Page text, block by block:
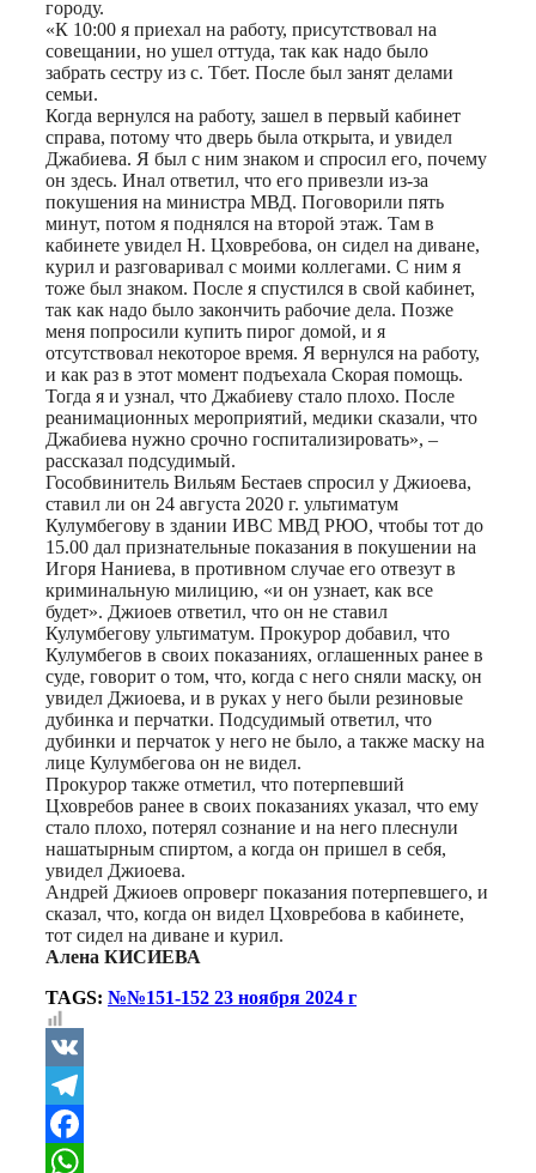
городу.
«К 10:00 я приехал на работу, присутствовал на
совещании, но ушел оттуда, так как надо было
забрать сестру из с. Тбет. После был занят делами
семьи.
Когда вернулся на работу, зашел в первый кабинет
справа, потому что дверь была открыта, и увидел
Джабиева. Я был с ним знаком и спросил его, почему
он здесь. Инал ответил, что его привезли из-за
покушения на министра МВД. Поговорили пять
минут, потом я поднялся на второй этаж. Там в
кабинете увидел Н. Цховребова, он сидел на диване,
курил и разговаривал с моими коллегами. С ним я
тоже был знаком. После я спустился в свой кабинет,
так как надо было закончить рабочие дела. Позже
меня попросили купить пирог домой, и я
отсутствовал некоторое время. Я вернулся на работу,
и как раз в этот момент подъехала Скорая помощь.
Тогда я и узнал, что Джабиеву стало плохо. После
реанимационных мероприятий, медики сказали, что
Джабиева нужно срочно госпитализировать», –
рассказал подсудимый.
Гособвинитель Вильям Бестаев спросил у Джиоева,
ставил ли он 24 августа 2020 г. ультиматум
Кулумбегову в здании ИВС МВД РЮО, чтобы тот до
15.00 дал признательные показания в покушении на
Игоря Наниева, в противном случае его отвезут в
криминальную милицию, «и он узнает, как все
будет». Джиоев ответил, что он не ставил
Кулумбегову ультиматум. Прокурор добавил, что
Кулумбегов в своих показаниях, оглашенных ранее в
суде, говорит о том, что, когда с него сняли маску, он
увидел Джиоева, и в руках у него были резиновые
дубинка и перчатки. Подсудимый ответил, что
дубинки и перчаток у него не было, а также маску на
лице Кулумбегова он не видел.
Прокурор также отметил, что потерпевший
Цховребов ранее в своих показаниях указал, что ему
стало плохо, потерял сознание и на него плеснули
нашатырным спиртом, а когда он пришел в себя,
увидел Джиоева.
Андрей Джиоев опроверг показания потерпевшего, и
сказал, что, когда он видел Цховребова в кабинете,
тот сидел на диване и курил.
Алена КИСИЕВА
TAGS: №№151-152 23 ноября 2024 г
VK
Telegram
Facebook